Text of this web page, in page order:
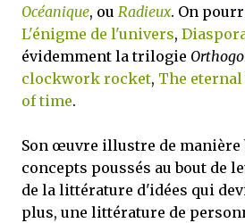
Océanique, ou Radieux. On
L'énigme de l'univers,
évidemment la trilogie
clockwork rocket, The
of time.
Son œuvre illustre de manière
concepts poussés au bout de
de la littérature d'idées qui
plus, une littérature de